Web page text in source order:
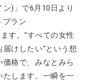
ン)」で6月10日より
プラン
す。“すべての女性
けしたい“という想
格で、みなとみら
たします。一瞬を一